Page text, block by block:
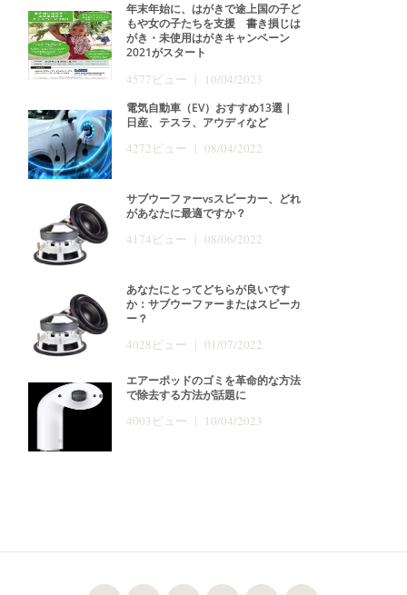
年末年始に、はがきで途上国の子ど
もや女の子たちを支援 書き損じは
がき・未使用はがきキャンペーン
2021がスタート
4577ビュー | 10/04/2023
電気自動車（EV）おすすめ13選｜
日産、テスラ、アウディなど
4272ビュー | 08/04/2022
サブウーファーvsスピーカー、どれ
があなたに最適ですか？
4174ビュー | 08/06/2022
あなたにとってどちらが良いです
か：サブウーファーまたはスピーカ
ー？
4028ビュー | 01/07/2022
エアーポッドのゴミを革命的な方法
で除去する方法が話題に
4003ビュー | 10/04/2023